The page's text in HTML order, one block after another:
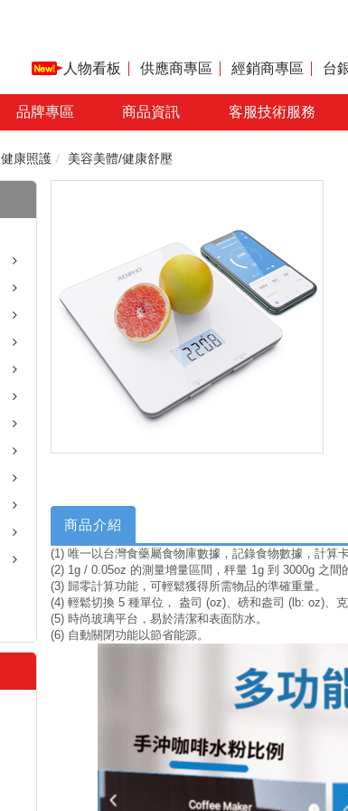
人物看板 供應商專區 經銷商專區 台
品牌專區 商品資訊 客服技術服務
健康照護 美容美體/健康舒壓
商品介紹
(1) 唯一以台灣食藥屬食物庫數據，記錄食物數據，計算
(2) 1g / 0.05oz 的測量增量區間，秤量 1g 到 3000g 之間
(3) 歸零計算功能，可輕鬆獲得所需物品的準確重量。
(4) 輕鬆切換 5 種單位， 盎司 (oz)、磅和盎司 (lb: oz)、
(5) 時尚玻璃平台，易於清潔和表面防水。
(6) 自動關閉功能以節省能源。